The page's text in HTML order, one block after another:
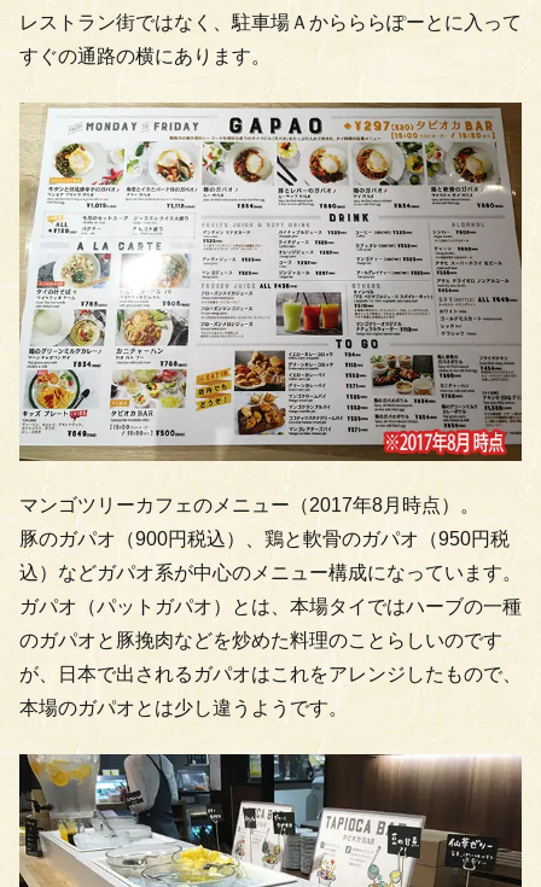
レストラン街ではなく、駐車場Ａからららぽーとに入って
すぐの通路の横にあります。
マンゴツリーカフェのメニュー（2017年8月時点）。
豚のガパオ（900円税込）、鶏と軟骨のガパオ（950円税
込）などガパオ系が中心のメニュー構成になっています。
ガパオ（パットガパオ）とは、本場タイではハーブの一種
のガパオと豚挽肉などを炒めた料理のことらしいのです
が、日本で出されるガパオはこれをアレンジしたもので、
本場のガパオとは少し違うようです。